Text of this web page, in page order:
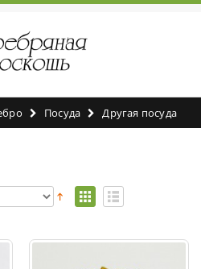
Посуда Другая посуда